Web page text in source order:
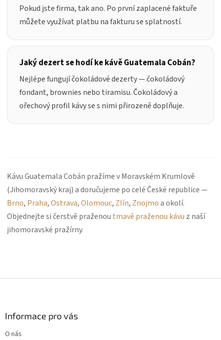
Pokud jste firma, tak ano. Po první zaplacené faktuře
můžete využívat platbu na fakturu se splatností.
Jaký dezert se hodí ke kávě Guatemala Cobán?
Nejlépe fungují čokoládové dezerty — čokoládový
fondant, brownies nebo tiramisu. Čokoládový a
ořechový profil kávy se s nimi přirozeně doplňuje.
Kávu Guatemala Cobán pražíme v Moravském Krumlově
(Jihomoravský kraj) a doručujeme po celé České republice —
Brno, Praha,Ostrava,Olomouc, Zlín, Znojmoa okolí.
Objednejte si čerstvě praženou tmavě praženou kávu z naší
jihomoravské pražírny.
Informace pro vás
O nás